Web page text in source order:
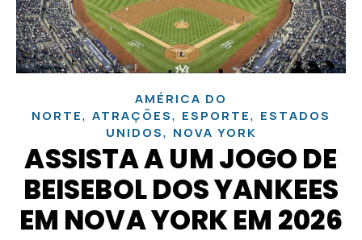
AMÉRICA DO
NORTE, ATRAÇÕES, ESPORTE, ESTADOS
UNIDOS, NOVA YORK
ASSISTA A UM JOGO DE
BEISEBOL DOS YANKEES
EM NOVA YORK EM 2026